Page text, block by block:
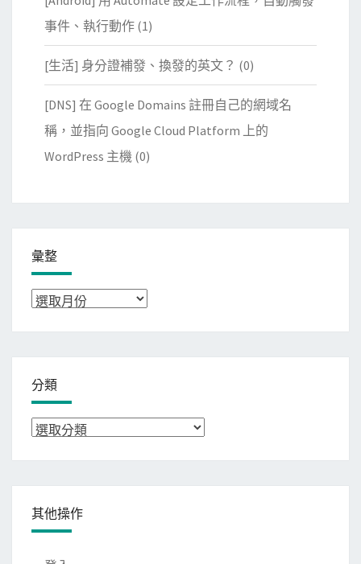
事件、執行動作 (1)
[生活] 身分證補發、換發的英文？ (0)
[DNS] 在 Google Domains 註冊自己的網域名
稱，並指向 Google Cloud Platform 上的
WordPress 主機 (0)
彙整
彙
分類
分
其他操作